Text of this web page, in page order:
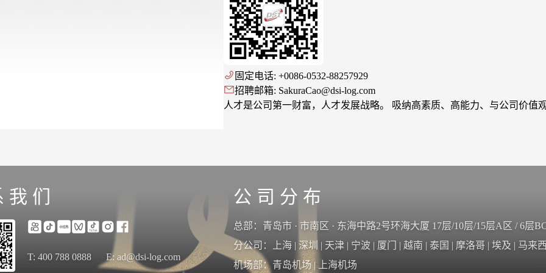
固定电话: +0086-0532-88257929
招聘邮箱: SakuraCao@dsi-log.com
人才是公司第一财富，人才发展战略。 吸纳高素质、
我 们
T: 400 788 0888 E: ad@dsi-log.com
公 司 分 布
总部：青岛市 · 市南区 · 东海中路2号环海大厦 17层/10层/15层A区 / 6层
分公司：
上海 | 深圳 | 天津| 宁波| 厦门 | 越南 | 泰国 | 摩洛哥 | 埃及 | 马来
机场部：青岛机场 | 上海机场